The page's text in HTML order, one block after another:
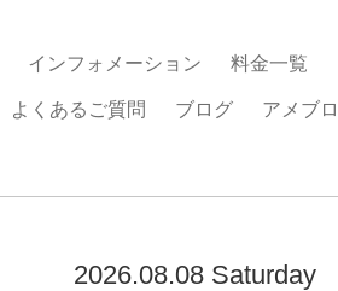
インフォメーション 料金一覧
よくあるご質問 ブログ アメブロ
2026.08.08 Saturday